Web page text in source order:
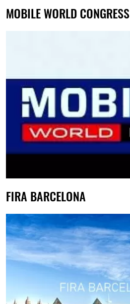
MOBILE WORLD CONGRESS
FIRA BARCELONA